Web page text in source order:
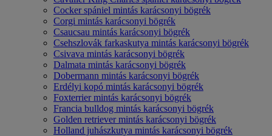
Cocker spániel mintás karácsonyi bögrék
Corgi mintás karácsonyi bögrék
Csaucsau mintás karácsonyi bögrék
Csehszlovák farkaskutya mintás karácsonyi bögrék
Csivava mintás karácsonyi bögrék
Dalmata mintás karácsonyi bögrék
Dobermann mintás karácsonyi bögrék
Erdélyi kopó mintás karácsonyi bögrék
Foxterrier mintás karácsonyi bögrék
Francia bulldog mintás karácsonyi bögrék
Golden retriever mintás karácsonyi bögrék
Holland juhászkutya mintás karácsonyi bögrék